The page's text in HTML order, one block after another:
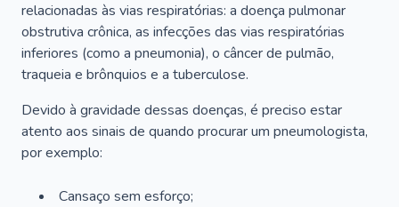
relacionadas às vias respiratórias: a doença pulmonar
obstrutiva crônica, as infecções das vias respiratórias
inferiores (como a pneumonia), o câncer de pulmão,
traqueia e brônquios e a tuberculose.
Devido à gravidade dessas doenças, é preciso estar
atento aos sinais de quando procurar um pneumologista,
por exemplo:
Cansaço sem esforço;